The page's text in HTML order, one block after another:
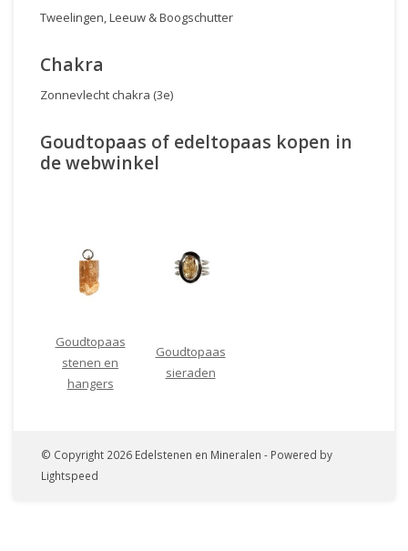
Tweelingen, Leeuw & Boogschutter
Chakra
Zonnevlecht chakra (3e)
Goudtopaas of edeltopaas kopen in
de webwinkel
Goudtopaas
stenen en
hangers
Goudtopaas
sieraden
© Copyright 2026 Edelstenen en Mineralen - Powered by
Lightspeed